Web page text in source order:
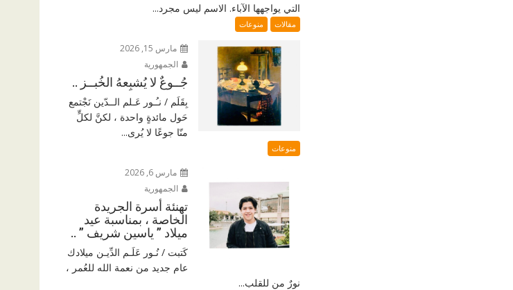
التي يواجهها الآباء. الاسم ليس مجرد...
مقالات منوعات
مارس 15, 2026
الجمهورية
جُــوعٌ لا يُشبِعهُ الخُبــز ..
بِقَلَم / نـُـور عَـلم الــدّين نَجْتمع
حَول مائدةٍ واحدة ، لكنَّ لكلٍّ
منّا جوعًا لا يُرى...
منوعات
مارس 6, 2026
الجمهورية
تهنئة أسرة الجريدة
الخاصة ، بمناسبة عيد
ميلاد ” ياسين شريف ” ..
كَتبت / نُـور عَلَـم الدِّيـن ميلادك
عام جديد من نعمة الله للعُمر ،
نورٌ من للقلب...